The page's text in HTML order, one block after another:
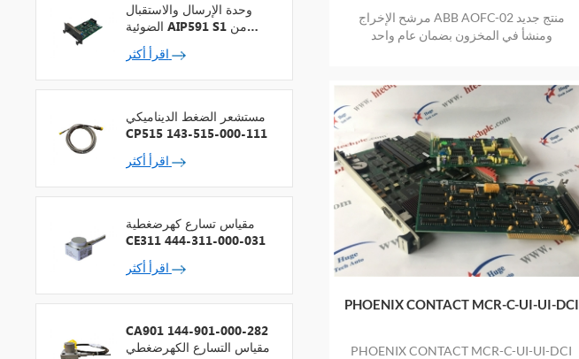
مرشح الإخراج ABB AOFC-02 منتج جديد
ومنشأ في المخزون بضمان عام واحد
PHOENIX CONTACT MCR-C-UI-UI-DCI
PHOENIX CONTACT MCR-C-UI-UI-DCI
وحدة الإرسال والاستقبال
الضوئية AIP591 S1 من
شركة يوكوجاوا لمكرر شبكة
V
مستشعر الضغط الديناميكي
CP515 143-515-000-111
مقياس تسارع كهرضغطية
CE311 444-311-000-031
CA901 144-901-000-282
مقياس التسارع الكهرضغطي